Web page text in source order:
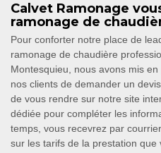
Calvet Ramonage
ramonage de
Pour conforter notre place de
ramonage de chaudière
Montesquieu, nous avons mis
nos clients de demander un
de vous rendre sur notre site
dédiée pour compléter les
temps, vous recevrez par
sur les tarifs de la prestation que